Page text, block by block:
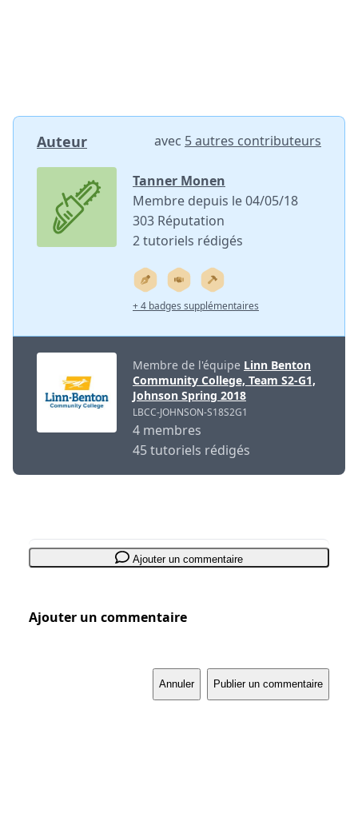
Auteur avec 5 autres contributeurs
Tanner Monen
Membre depuis le 04/05/18
303 Réputation
2 tutoriels rédigés
+ 4 badges supplémentaires
Membre de l'équipe Linn Benton
Community College, Team S2-G1,
Johnson Spring 2018
LBCC-JOHNSON-S18S2G1
4 membres
45 tutoriels rédigés
Ajouter un commentaire
Ajouter un commentaire
Annuler Publier un commentaire